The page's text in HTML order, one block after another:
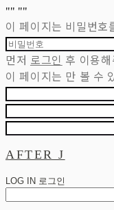
"" ""
이 페이지는 비밀번
먼저 로그인 후 이용
이 페이지는 만 볼 수
AFTER J
LOG IN 로그인